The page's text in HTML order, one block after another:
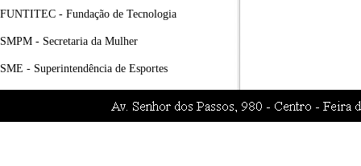
FUNTITEC - Fundação de Tecnologia
SMPM - Secretaria da Mulher
SME - Superintendência de Esportes